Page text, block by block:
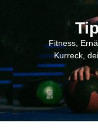
Fitness,
Kurreck,